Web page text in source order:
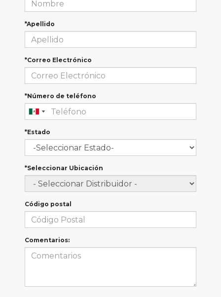
*Apellido
*Correo Electrónico
*Número de teléfono
*Estado
*Seleccionar Ubicación
Código postal
Comentarios: